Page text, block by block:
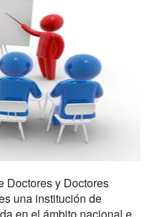
Doctores y Doctores
una institución de
en el ámbito nacional e